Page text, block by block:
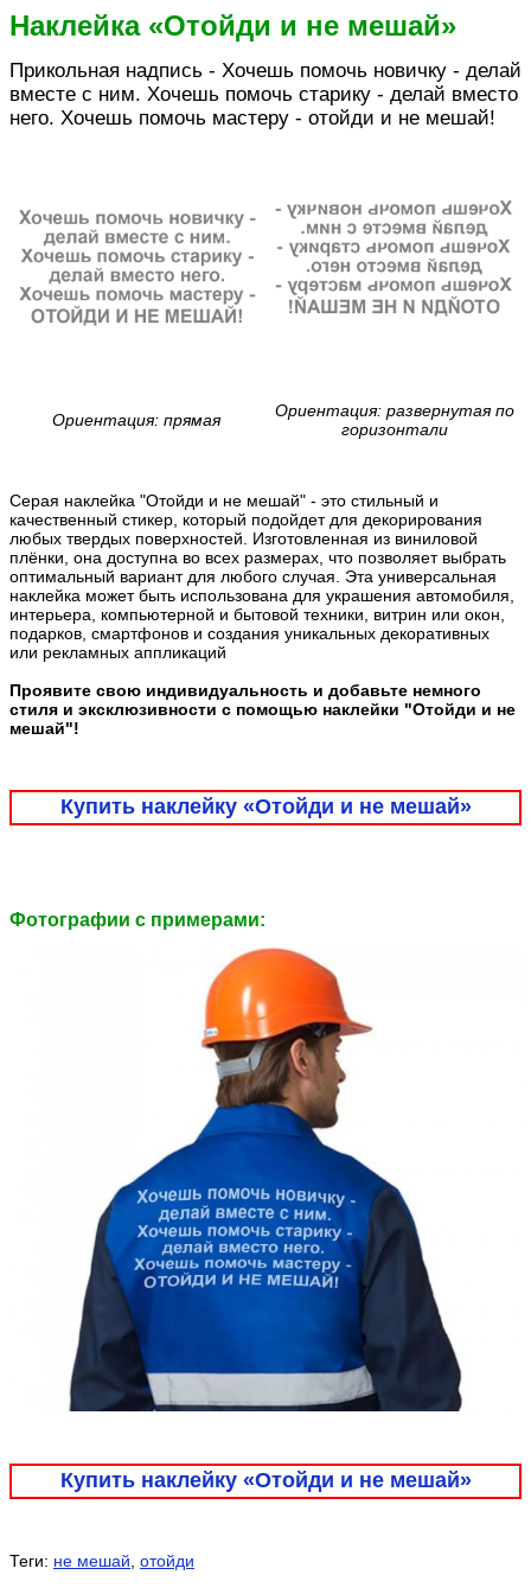
Наклейка «Отойди и не мешай»
Прикольная надпись - Хочешь помочь новичку - делай
вместе с ним. Хочешь помочь старику - делай вместо
него. Хочешь помочь мастеру - отойди и не мешай!
Ориентация: прямая
Ориентация: развернутая по
горизонтали
Серая наклейка "Отойди и не мешай" - это стильный и
качественный стикер, который подойдет для декорирования
любых твердых поверхностей. Изготовленная из виниловой
плёнки, она доступна во всех размерах, что позволяет выбрать
оптимальный вариант для любого случая. Эта универсальная
наклейка может быть использована для украшения автомобиля,
интерьера, компьютерной и бытовой техники, витрин или окон,
подарков, смартфонов и создания уникальных декоративных
или рекламных аппликаций
Проявите свою индивидуальность и добавьте немного
стиля и эксклюзивности с помощью наклейки "Отойди и не
мешай"!
Купить наклейку «Отойди и не мешай»
Фотографии c примерами:
Купить наклейку «Отойди и не мешай»
Теги: не мешай отойди